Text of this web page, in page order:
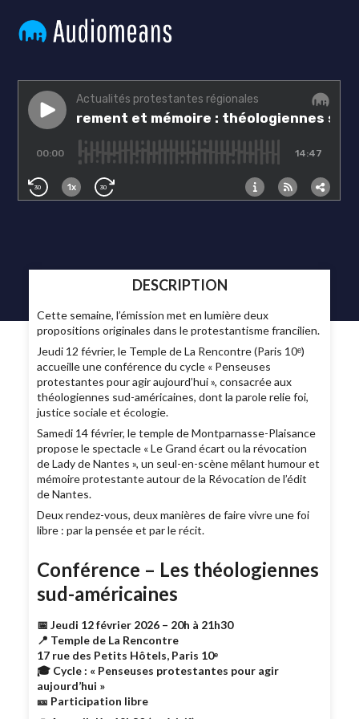
DESCRIPTION
Cette semaine, l’émission met en lumière deux
propositions originales dans le protestantisme francilien.
Jeudi 12 février, le Temple de La Rencontre (Paris 10ᵉ)
accueille une conférence du cycle « Penseuses
protestantes pour agir aujourd’hui », consacrée aux
théologiennes sud-américaines, dont la parole relie foi,
justice sociale et écologie.
Samedi 14 février, le temple de Montparnasse-Plaisance
propose le spectacle « Le Grand écart ou la révocation
de Lady de Nantes », un seul-en-scène mêlant humour et
mémoire protestante autour de la Révocation de l’édit
de Nantes.
Deux rendez-vous, deux manières de faire vivre une foi
libre : par la pensée et par le récit.
Conférence – Les théologiennes
sud-américaines
📅 Jeudi 12 février 2026 – 20h à 21h30
📍 Temple de La Rencontre
17 rue des Petits Hôtels, Paris 10ᵉ
🎓 Cycle : « Penseuses protestantes pour agir
aujourd’hui »
🎫 Participation libre